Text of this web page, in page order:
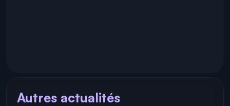
Autres actualités